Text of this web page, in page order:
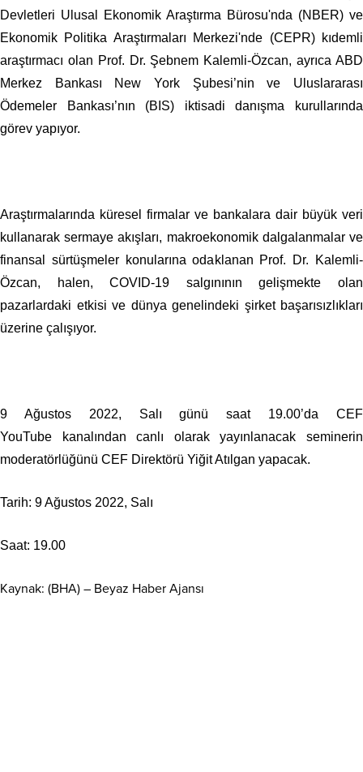
Devletleri Ulusal Ekonomik Araştırma Bürosu'nda (NBER) ve
Ekonomik Politika Araştırmaları Merkezi'nde (CEPR) kıdemli
araştırmacı olan Prof. Dr. Şebnem Kalemli-Özcan, ayrıca ABD
Merkez Bankası New York Şubesi’nin ve Uluslararası
Ödemeler Bankası’nın (BIS) iktisadi danışma kurullarında
görev yapıyor.
Araştırmalarında küresel firmalar ve bankalara dair büyük veri
kullanarak sermaye akışları, makroekonomik dalgalanmalar ve
finansal sürtüşmeler konularına odaklanan Prof. Dr. Kalemli-
Özcan, halen, COVID-19 salgınının gelişmekte olan
pazarlardaki etkisi ve dünya genelindeki şirket başarısızlıkları
üzerine çalışıyor.
9 Ağustos 2022, Salı günü saat 19.00’da CEF
YouTube kanalından canlı olarak yayınlanacak seminerin
moderatörlüğünü CEF Direktörü Yiğit Atılgan yapacak.
Tarih: 9 Ağustos 2022, Salı
Saat: 19.00
Kaynak: (BHA) – Beyaz Haber Ajansı